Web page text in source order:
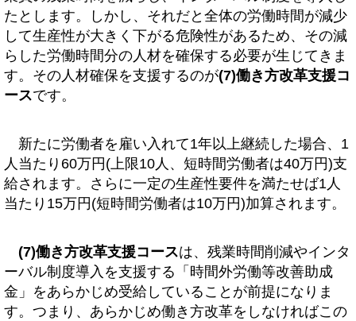
たとします。しかし、それだと全体の労働時間が減少
して生産性が大きく下がる危険性があるため、その減
らした労働時間分の人材を確保する必要が生じてきま
す。その人材確保を支援するのが(7)働き方改革支援コ
ースです。
新たに労働者を雇い入れて1年以上継続した場合、1
人当たり60万円(上限10人、短時間労働者は40万円)支
給されます。さらに一定の生産性要件を満たせば1人
当たり15万円(短時間労働者は10万円)加算されます。
(7)働き方改革支援コースは、残業時間削減やインタ
ーバル制度導入を支援する「時間外労働等改善助成
金」をあらかじめ受給していることが前提になりま
す。つまり、あらかじめ働き方改革をしなければこの